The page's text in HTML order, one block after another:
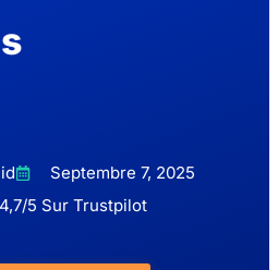
Septembre 7, 2025
5 Sur Trustpilot